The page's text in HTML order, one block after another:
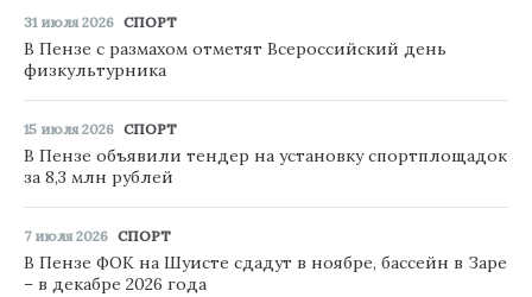
31 июля 2026 СПОРТ
В Пензе с размахом отметят Всероссийский день
физкультурника
15 июля 2026 СПОРТ
В Пензе объявили тендер на установку спортплощадок
за 8,3 млн рублей
7 июля 2026 СПОРТ
В Пензе ФОК на Шуисте сдадут в ноябре, бассейн в Заре
– в декабре 2026 года